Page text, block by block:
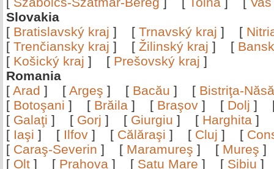
Slovakia
[ Bratislavský kraj ] [ Trnavský kraj ] [
[ Trenčiansky kraj ] [ Žilinský kraj ] [
[ Košický kraj ] [ Prešovský kraj ]
Romania
[ Arad ] [ Argeş ] [ Bacău ] [ Bistriţa-
[ Botoşani ] [ Brăila ] [ Braşov ] [ Dolj ]
[ Galaţi ] [ Gorj ] [ Giurgiu ] [ Harghita ]
[ Iaşi ] [ Ilfov ] [ Călăraşi ] [ Cluj ] [
[ Caraş-Severin ] [ Maramureş ] [ Mureş
[ Olt ] [ Prahova ] [ Satu Mare ] [ Sibiu